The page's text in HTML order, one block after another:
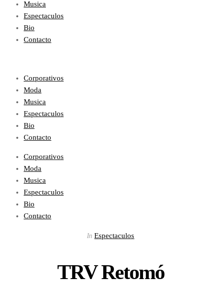
Musica
Espectaculos
Bio
Contacto
Corporativos
Moda
Musica
Espectaculos
Bio
Contacto
Corporativos
Moda
Musica
Espectaculos
Bio
Contacto
In Espectaculos
TRV Retomó